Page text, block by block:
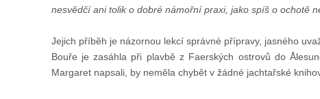
nesvědčí ani tolik o dobré námořní praxi, jako spíš o ochotě
Jejich příběh je názornou lekcí správné přípravy, jasného
Bouře je zasáhla při plavbě z Faerských ostrovů do
Margaret napsali, by neměla chybět v žádné jachtařské